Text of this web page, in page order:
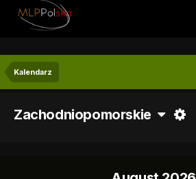
Kalendarz
Zachodniopomorskie